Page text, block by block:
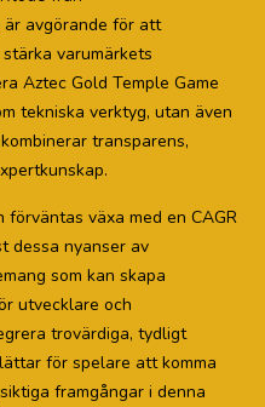
avgörande för att
varumärkets
Aztec Gold Temple Game
tekniska verktyg, utan även
transparens,
växa med en CAGR
dessa nyanser av
som kan skapa
utvecklare och
trovärdiga, tydligt
för spelare att komma
framgångar i denna